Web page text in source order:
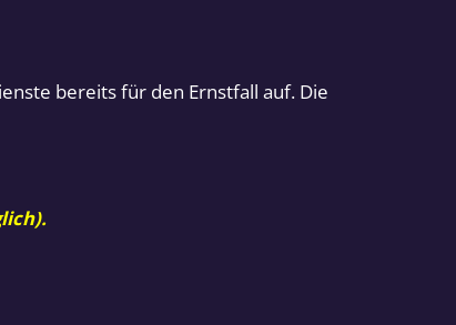
bereits für den Ernstfall auf. Die